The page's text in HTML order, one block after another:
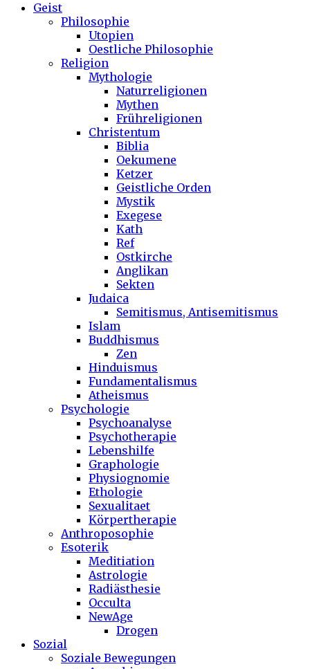
Geist
Philosophie
Utopien
Oestliche Philosophie
Religion
Mythologie
Naturreligionen
Mythen
Frühreligionen
Christentum
Biblia
Oekumene
Ketzer
Geistliche Orden
Mystik
Exegese
Kath
Ref
Ostkirche
Anglikan
Sekten
Judaica
Semitismus, Antisemitismus
Islam
Buddhismus
Zen
Hinduismus
Fundamentalismus
Atheismus
Psychologie
Psychoanalyse
Psychotherapie
Lebenshilfe
Graphologie
Physiognomie
Ethologie
Sexualitaet
Körpertherapie
Anthroposophie
Esoterik
Meditiation
Astrologie
Radiästhesie
Occulta
NewAge
Drogen
Sozial
Soziale Bewegungen